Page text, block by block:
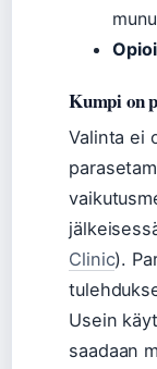
Kumpi on
Valinta ei
Clinic).
Usein
saadaan